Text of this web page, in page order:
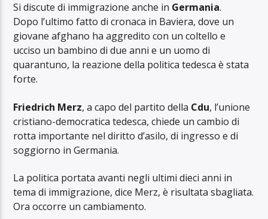
Si discute di immigrazione anche in Germania.
Dopo l’ultimo fatto di cronaca in Baviera, dove un
giovane afghano ha aggredito con un coltello e
ucciso un bambino di due anni e un uomo di
quarantuno, la reazione della politica tedesca è stata
forte.
Friedrich Merz, a capo del partito della Cdu, l’unione
cristiano-democratica tedesca, chiede un cambio di
rotta importante nel diritto d’asilo, di ingresso e di
soggiorno in Germania.
La politica portata avanti negli ultimi dieci anni in
tema di immigrazione, dice Merz, è risultata sbagliata.
Ora occorre un cambiamento.